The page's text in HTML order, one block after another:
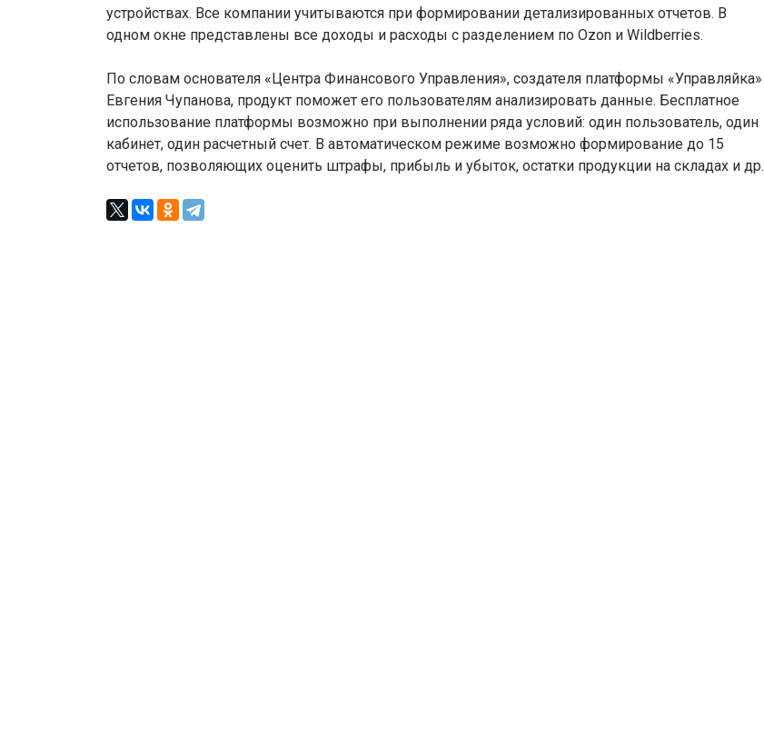
устройствах. Все компании учитываются при формировании детализированных отчетов. В
одном окне представлены все доходы и расходы с разделением по Ozon и Wildberries.
По словам основателя «Центра Финансового Управления», создателя платформы «Управляйка»
Евгения Чупанова, продукт поможет его пользователям анализировать данные. Бесплатное
использование платформы возможно при выполнении ряда условий: один пользователь, один
кабинет, один расчетный счет. В автоматическом режиме возможно формирование до 15
отчетов, позволяющих оценить штрафы, прибыль и убыток, остатки продукции на складах и др.